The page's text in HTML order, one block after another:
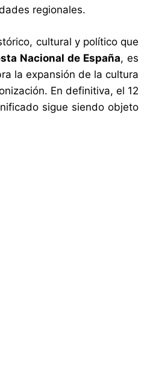
regionales.
cultural y político que
Nacional de España, es
la expansión de la cultura
En definitiva, el 12
sigue siendo objeto